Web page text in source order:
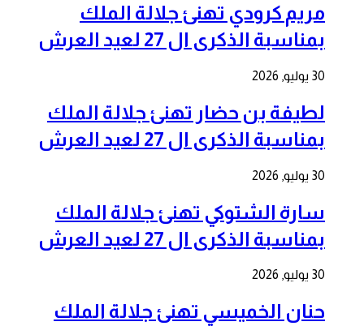
مريم كرودي تهنئ جلالة الملك
بمناسبة الذكرى ال 27 لعيد العرش
30 يوليو, 2026
لطيفة بن حضار تهنئ جلالة الملك
بمناسبة الذكرى ال 27 لعيد العرش
30 يوليو, 2026
سارة الشتوكي تهنئ جلالة الملك
بمناسبة الذكرى ال 27 لعيد العرش
30 يوليو, 2026
حنان الخميسي تهنئ جلالة الملك